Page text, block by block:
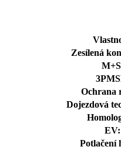
Zesílená
Ochrana
Dojezdová
EV:
Potlačení